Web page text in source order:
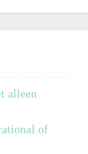
alleen
of